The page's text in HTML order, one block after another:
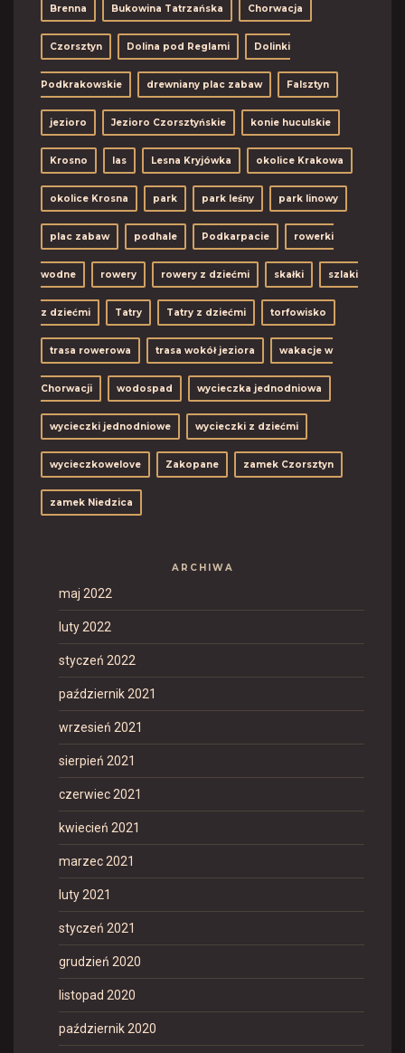
Brenna Bukowina Tatrzańska Chorwacja
Czorsztyn Dolina pod Reglami Dolinki
Podkrakowskie drewniany plac zabaw Falsztyn
jezioro Jezioro Czorsztyńskie konie huculskie
Krosno las Lesna Kryjówka okolice Krakowa
okolice Krosna park park leśny park linowy
plac zabaw podhale Podkarpacie rowerki
wodne rowery rowery z dziećmi skałki szlaki
z dziećmi Tatry Tatry z dziećmi torfowisko
trasa rowerowa trasa wokół jeziora wakacje w
Chorwacji wodospad wycieczka jednodniowa
wycieczki jednodniowe wycieczki z dziećmi
wycieczkowelove Zakopane zamek Czorsztyn
zamek Niedzica
ARCHIWA
maj 2022
luty 2022
styczeń 2022
październik 2021
wrzesień 2021
sierpień 2021
czerwiec 2021
kwiecień 2021
marzec 2021
luty 2021
styczeń 2021
grudzień 2020
listopad 2020
październik 2020